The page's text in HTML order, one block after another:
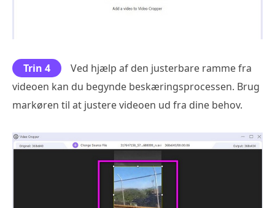
Trin 4
Ved hjælp af den justerbare ramme fra
videoen kan du begynde beskæringsprocessen. Brug
markøren til at justere videoen ud fra dine behov.